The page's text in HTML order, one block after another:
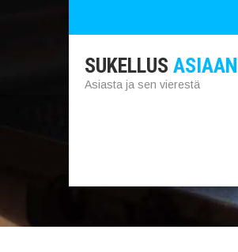
SUKELLUS ASIAAN
Asiasta ja sen vierestä